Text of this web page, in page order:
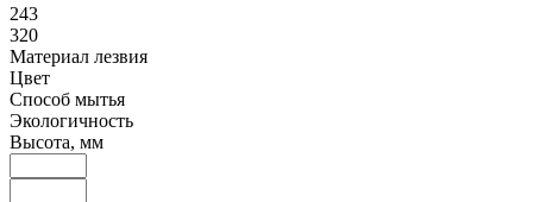
243
320
Материал лезвия
Цвет
Способ мытья
Экологичность
Высота, мм